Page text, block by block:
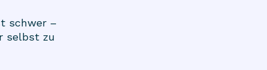
schwer –
selbst zu